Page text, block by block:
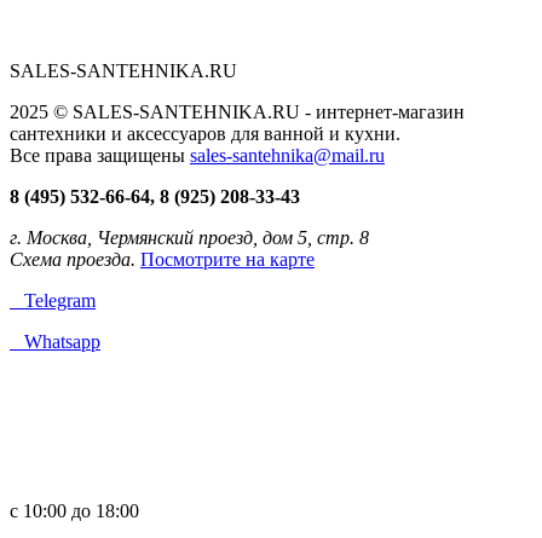
SALES-SANTEHNIKA.RU
2025 © SALES-SANTEHNIKA.RU - интернет-магазин
сантехники и аксессуаров для ванной и кухни.
Все права защищены sales-santehnika@mail.ru
8 (495) 532-66-64, 8 (925) 208-33-43
г. Москва, Чермянский проезд, дом 5, стр. 8
Схема проезда. Посмотрите на карте
Telegram
Whatsapp
с 10:00 до 18:00